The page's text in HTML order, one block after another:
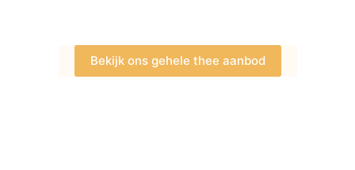
gekozen
worden
Bekijk ons gehele thee aanbod